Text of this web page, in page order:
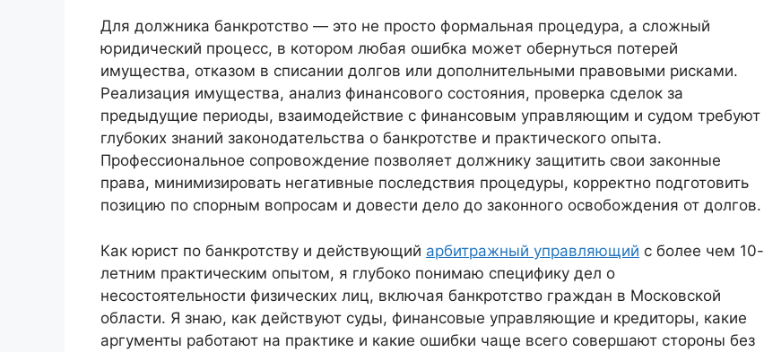
Для должника банкротство — это не просто формальная процедура, а сложный
юридический процесс, в котором любая ошибка может обернуться потерей
имущества, отказом в списании долгов или дополнительными правовыми рисками.
Реализация имущества, анализ финансового состояния, проверка сделок за
предыдущие периоды, взаимодействие с финансовым управляющим и судом требуют
глубоких знаний законодательства о банкротстве и практического опыта.
Профессиональное сопровождение позволяет должнику защитить свои законные
права, минимизировать негативные последствия процедуры, корректно подготовить
позицию по спорным вопросам и довести дело до законного освобождения от долгов.
Как юрист по банкротству и действующий арбитражный управляющий с более чем 10-
летним практическим опытом, я глубоко понимаю специфику дел о
несостоятельности физических лиц, включая банкротство граждан в Московской
области. Я знаю, как действуют суды, финансовые управляющие и кредиторы, какие
аргументы работают на практике и какие ошибки чаще всего совершают стороны без